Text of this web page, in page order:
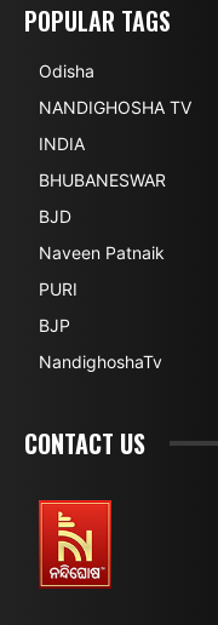
POPULAR TAGS
Odisha
NANDIGHOSHA TV
INDIA
BHUBANESWAR
BJD
Naveen Patnaik
PURI
BJP
NandighoshaTv
CONTACT US